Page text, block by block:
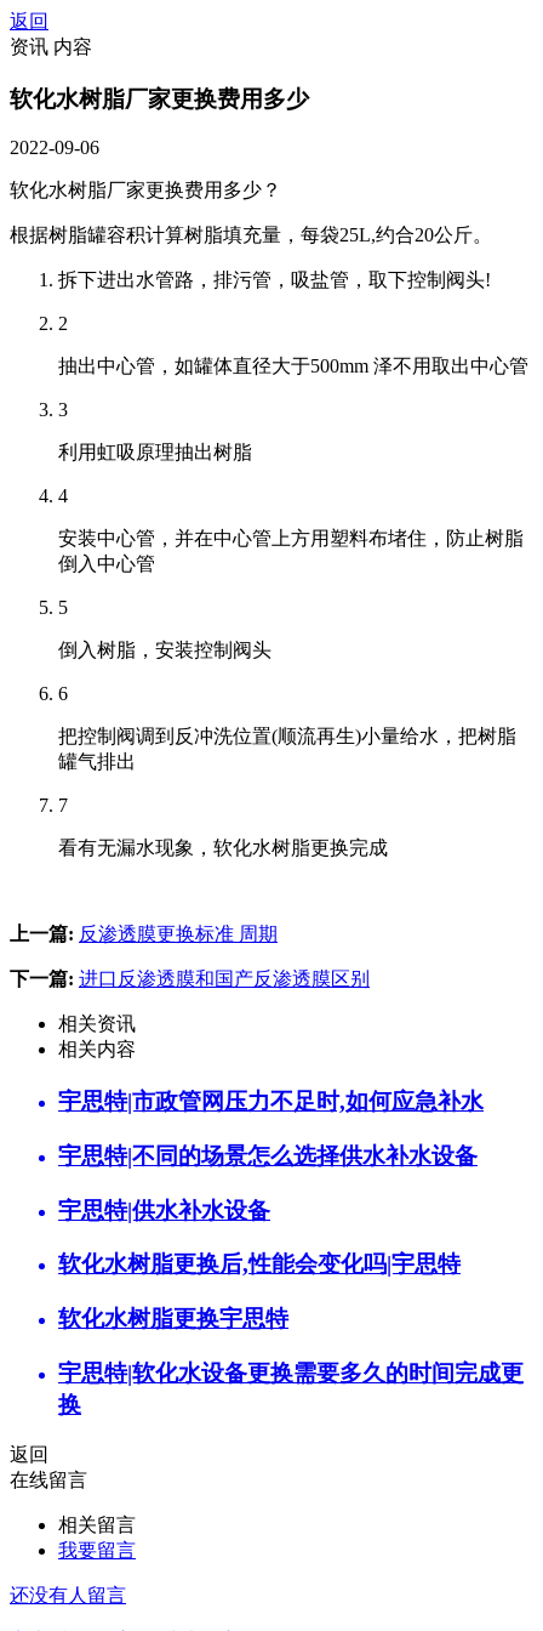
返回
资讯 内容
软化水树脂厂家更换费用多少
2022-09-06
软化水树脂厂家更换费用多少？
根据树脂罐容积计算树脂填充量，每袋25L,约合20公斤。
拆下进出水管路，排污管，吸盐管，取下控制阀头!
2
抽出中心管，如罐体直径大于500mm 泽不用取出中心管
3
利用虹吸原理抽出树脂
4
安装中心管，并在中心管上方用塑料布堵住，防止树脂
倒入中心管
5
倒入树脂，安装控制阀头
6
把控制阀调到反冲洗位置(顺流再生)小量给水，把树脂
罐气排出
7
看有无漏水现象，软化水树脂更换完成
上一篇: 反渗透膜更换标准 周期
下一篇: 进口反渗透膜和国产反渗透膜区别
相关资讯
相关内容
宇思特|市政管网压力不足时,如何应急补水
宇思特|不同的场景怎么选择供水补水设备
宇思特|供水补水设备
软化水树脂更换后,性能会变化吗|宇思特
软化水树脂更换宇思特
宇思特|软化水设备更换需要多久的时间完成更
换
返回
在线留言
相关留言
我要留言
还没有人留言